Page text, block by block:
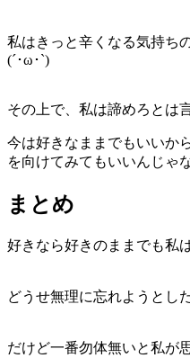
私はきっと辛くなる気持ち
(´･ω･`)
その上で、私は諦めろとは
今は好きなままでもいいか
を向けてみてもいいんじゃ
まとめ
好きなら好きのままでも私
どうせ無理に忘れようとし
だけど一番勿体無いと私が